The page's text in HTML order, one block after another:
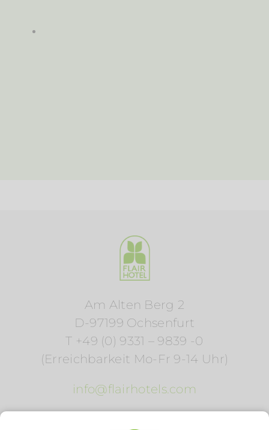
Am Alten Berg 2
D-97199 Ochsenfurt
T +49 (0) 9331 – 9839 -0
(Erreichbarkeit Mo-Fr 9-14 Uhr)
info@flairhotels.com